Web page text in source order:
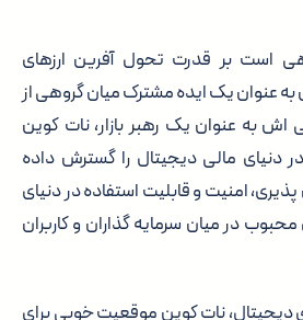
است بر قدرت تحول آفرین ارزهای
به عنوان یک ایده مشترک میان گروهی از
اش به عنوان یک رهبر بازار، نات کوین
دنیای مالی دیجیتال را گسترش داده
امنیت و قابلیت استفاده در دنیای
محبوب در میان سرمایه گذاران و کاربران
دیجیتال، نات کوین موقعیت خوبی برای